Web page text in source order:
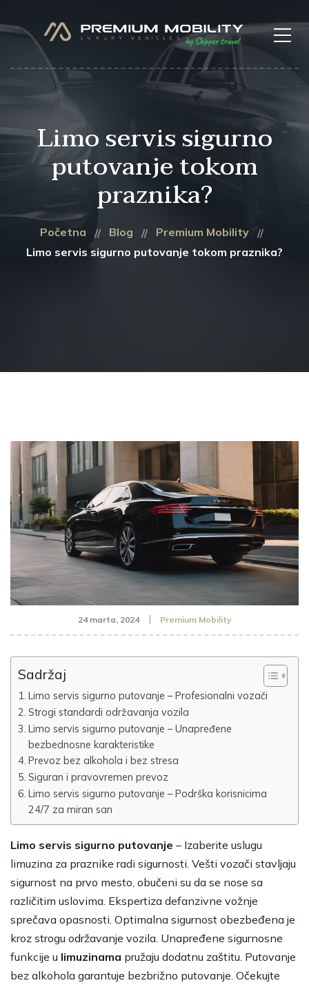
Limo servis sigurno
putovanje tokom
praznika?
Početna Blog
Premium Mobility
Limo servis sigurno putovanje tokom praznika?
24 marta, 2024 Premium Mobility
Sadržaj
Limo servis sigurno putovanje – Profesionalni vozači
Strogi standardi održavanja vozila
Limo servis sigurno putovanje – Unapređene
bezbednosne karakteristike
Prevoz bez alkohola i bez stresa
Siguran i pravovremen prevoz
Limo servis sigurno putovanje – Podrška korisnicima
24/7 za miran san
Limo servis sigurno putovanje – Izaberite uslugu
limuzina za praznike radi sigurnosti. Vešti vozači stavljaju
sigurnost na prvo mesto, obučeni su da se nose sa
različitim uslovima. Ekspertiza defanzivne vožnje
sprečava opasnosti. Optimalna sigurnost obezbeđena je
kroz strogu održavanje vozila. Unapređene sigurnosne
funkcije u limuzinama pružaju dodatnu zaštitu. Putovanje
bez alkohola garantuje bezbrižno putovanje. Očekujte